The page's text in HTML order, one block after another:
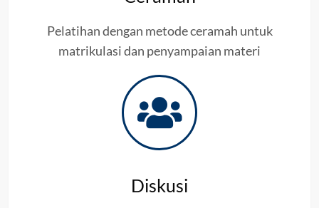
Pelatihan dengan metode ceramah untuk
matrikulasi dan penyampaian materi
Diskusi